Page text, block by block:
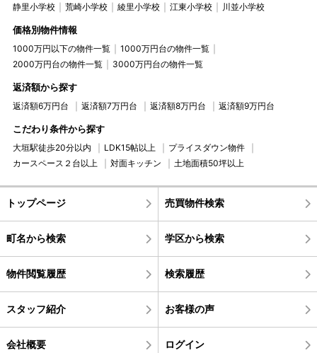
静里小学校
荒崎小学校 綾里小学校 江東小学校 川並小学校
価格別物件情報
1000万円以下の物件一覧
1000万円台の物件一覧
2000万円台の物件一覧
3000万円台の物件一覧
返済額から探す
返済額6万円台 返済額7万円台 返済額8万円台 返済額9万円台
こだわり条件から探す
大垣駅徒歩20分以内 LDK15帖以上
プライスダウン物件
カースペース２台以上
対面キッチン 土地面積50坪以上
トップページ 売買物件検索
町名から検索 学区から検索
物件閲覧履歴 検索履歴
スタッフ紹介 お客様の声
会社概要 ログイン